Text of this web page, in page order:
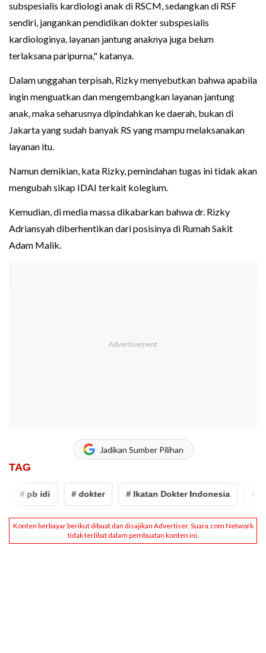
subspesialis kardiologi anak di RSCM, sedangkan di RSF
sendiri, jangankan pendidikan dokter subspesialis
kardiologinya, layanan jantung anaknya juga belum
terlaksana paripurna," katanya.
Dalam unggahan terpisah, Rizky menyebutkan bahwa apabila
ingin menguatkan dan mengembangkan layanan jantung
anak, maka seharusnya dipindahkan ke daerah, bukan di
Jakarta yang sudah banyak RS yang mampu melaksanakan
layanan itu.
Namun demikian, kata Rizky, pemindahan tugas ini tidak akan
mengubah sikap IDAI terkait kolegium.
Kemudian, di media massa dikabarkan bahwa dr. Rizky
Adriansyah diberhentikan dari posisinya di Rumah Sakit
Adam Malik.
Jadikan Sumber Pilihan
TAG
# pb idi # dokter # Ikatan Dokter Indonesia # pb